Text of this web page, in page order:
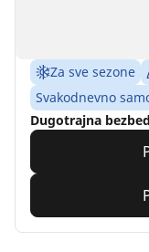
Za sve sezone
Svakodnevno
Dugotrajna